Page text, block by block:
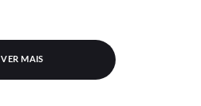
VER MAIS